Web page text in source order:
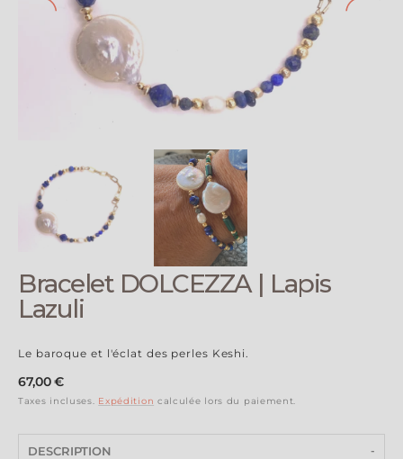
galerie
Bracelet DOLCEZZA | Lapis
Lazuli
Le baroque et l'éclat des perles Keshi.
Prix
régulier
67,00 €
Taxes incluses. Expédition calculée lors du paiement.
DESCRIPTION